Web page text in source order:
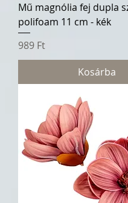
Mű magnólia fej dupla
polifoam 11 cm - kék
Ár
989 Ft
Kosárba